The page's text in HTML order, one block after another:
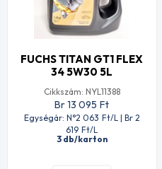
FUCHS TITAN GT1 FLEX
34 5W30 5L
Cikkszám: NYL11388
Br 13 095 Ft
Egységár: N°2 063 Ft/L | Br 2
619 Ft/L
3 db/karton